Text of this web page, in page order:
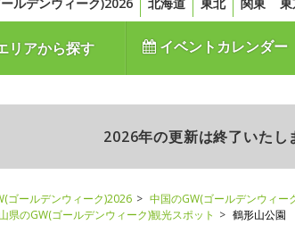
リアから探す イベントカレンダー
2026年の更新は終了いたし
ゴールデンウィーク)2026 中国のGW(ゴールデンウィー
県のGW(ゴールデンウィーク)観光スポット
鶴形山公園